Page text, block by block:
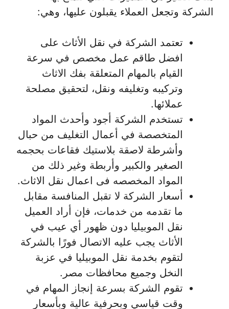
الشركة وتجعل العملاء يقبلون عليها، وهي:
تعتمد الشركة في نقل الأثاث على
افضل طاقم عمل مخصص في سرعة
القيام بالمهام المتعلقة بفك الاثاث
وتركيبه وتغليفه ونقل، لتحقيق مصلحة
عملائها.
تستخدم الشركة أجود وأحدث المواد
المتخصصة في أعمال التغليف من حبال
وأشرطة لاصقة بلاستيك فقاعات بحجمه
الصغير والكبير وأربطة وغير ذلك من
المواد المخصصه فى اعمال نقل الاثاث.
أسعار الشركة لا تقبل المنافسة مقابل
ما تقدمه من خدمات، فإن أراد العميل
نقل الموبيليا دون ظهور أي عيب في
الأثاث يجب عليه الاتصال فورًا بالشركة
لتقوم بخدمة نقل الموبيليا في عزبة
النخل وجميع محافظات مصر.
تقوم الشركة بسرعة إنجاز المهام في
وقت قياسي وبحرفية عالية وبأسعار